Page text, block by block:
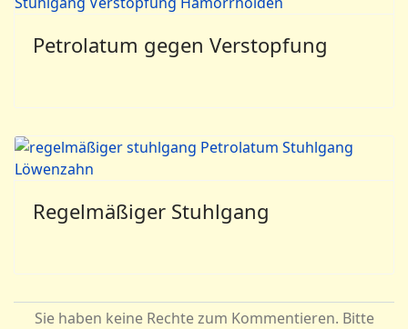
Petrolatum gegen Verstopfung
Regelmäßiger Stuhlgang
Sie haben keine Rechte zum Kommentieren. Bitte